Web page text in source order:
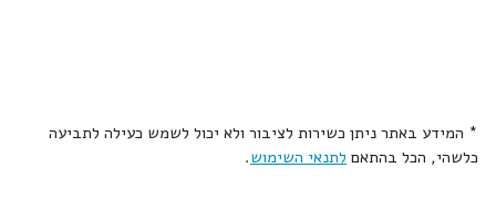
* המידע באתר ניתן כשירות לציבור ולא יכול לשמש כעילה לתביעה
כלשהי, הכל בהתאם לתנאי השימוש.